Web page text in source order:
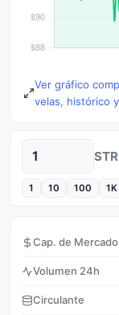
Ver gráfico
velas, histórico
Cantidad
1 10 100 1K
Cap. de Mercado
Volumen 24h
Circulante